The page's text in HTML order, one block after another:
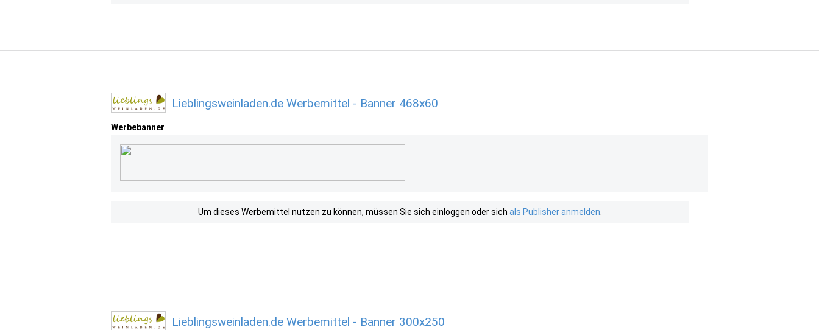
Lieblingsweinladen.de Werbemittel - Banner 468x60
Werbebanner
Um dieses Werbemittel nutzen zu können, müssen Sie sich einloggen oder sich als Publisher anmelden
Lieblingsweinladen.de Werbemittel - Banner 300x250